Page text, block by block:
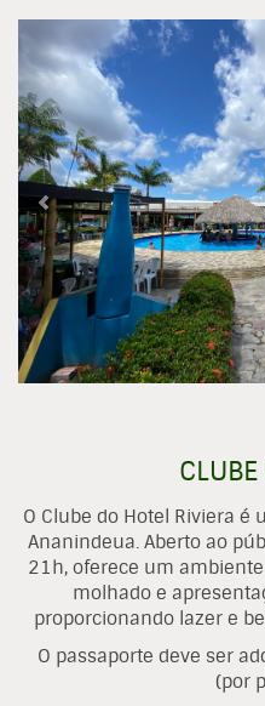
Previous
O Clube do Hotel Riviera
Ananindeua. Aberto ao
21h, oferece um
molhado e
proporcionando lazer e
O passaporte deve ser
(por